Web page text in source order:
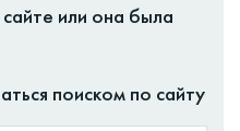
или она была
поиском по сайту